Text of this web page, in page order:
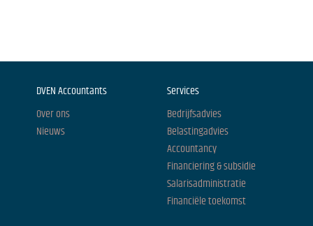
DVEN Accountants
Over ons
Nieuws
Services
Bedrijfsadvies
Belastingadvies
Accountancy
Financiering & subsidie
Salarisadministratie
Financiële toekomst